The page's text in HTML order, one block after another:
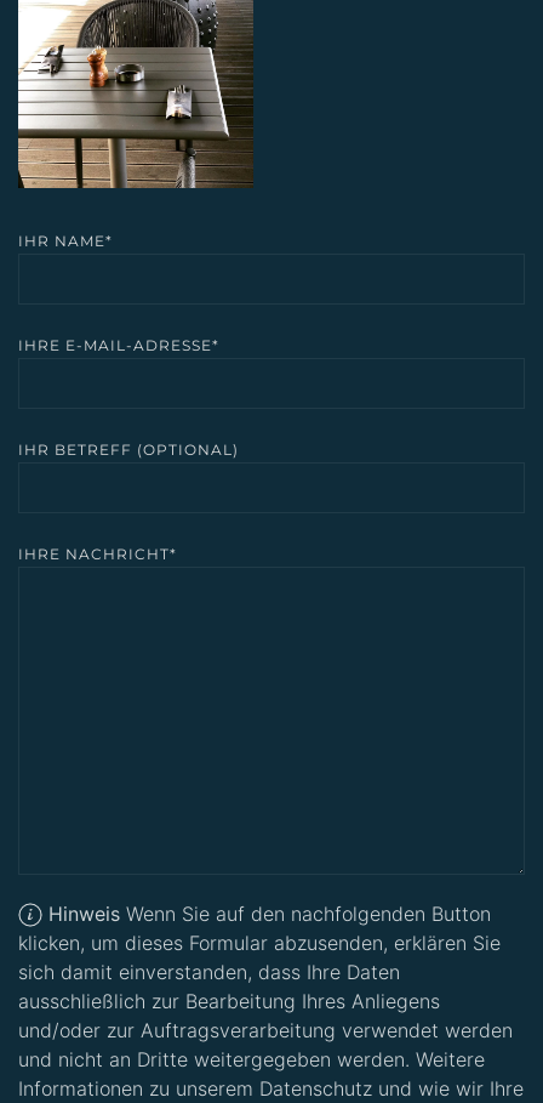
ÖFFNEN
IHR NAME*
IHRE E-MAIL-ADRESSE*
IHR BETREFF (OPTIONAL)
IHRE NACHRICHT*
Hinweis Wenn Sie auf den nachfolgenden Button
klicken, um dieses Formular abzusenden, erklären Sie
sich damit einverstanden, dass Ihre Daten
ausschließlich zur Bearbeitung Ihres Anliegens
und/oder zur Auftragsverarbeitung verwendet werden
und nicht an Dritte weitergegeben werden. Weitere
Informationen zu unserem Datenschutz und wie wir Ihre